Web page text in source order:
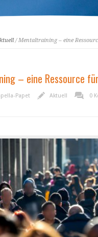
/ Mentaltraining – eine
– eine Ressource
Papet Aktuell 0